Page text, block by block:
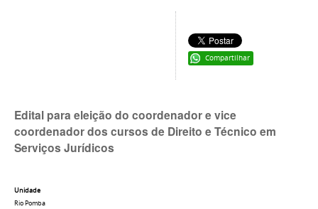
Compartilhar
Edital para eleição do coordenador e vice
coordenador dos cursos de Direito e Técnico em
Serviços Jurídicos
Unidade
Rio Pomba